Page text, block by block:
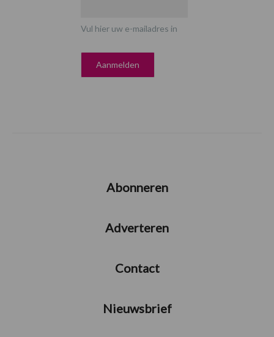
Vul hier uw e-mailadres in
Abonneren
Adverteren
Contact
Nieuwsbrief